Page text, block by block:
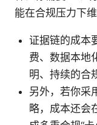
能在合规压力下
证据链的成本
费、数据本地
明、持续的合
另外，若你采
略，成本还会